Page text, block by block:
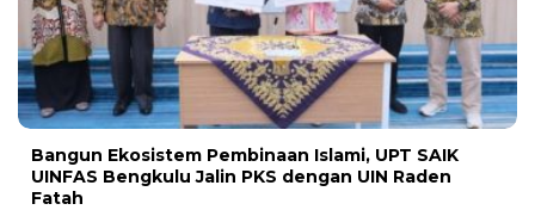
Bangun Ekosistem Pembinaan Islami, UPT SAIK
UINFAS Bengkulu Jalin PKS dengan UIN Raden
Fatah